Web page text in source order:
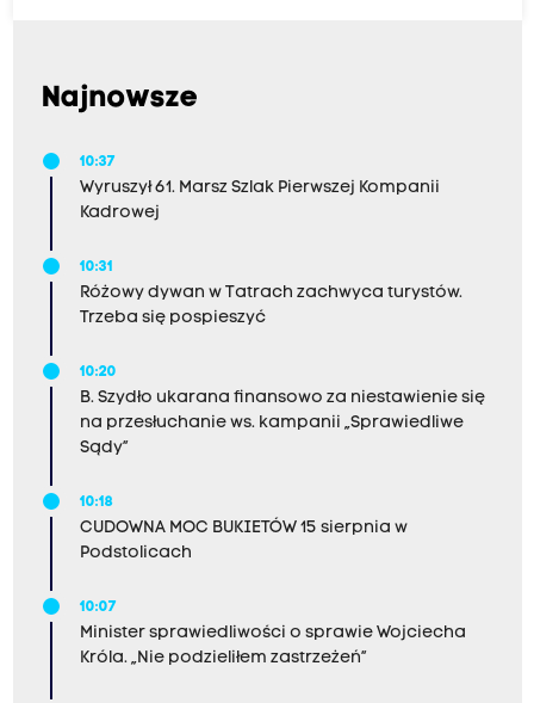
Najnowsze
10:37
Wyruszył 61. Marsz Szlak Pierwszej Kompanii
Kadrowej
10:31
Różowy dywan w Tatrach zachwyca turystów.
Trzeba się pospieszyć
10:20
B. Szydło ukarana finansowo za niestawienie się
na przesłuchanie ws. kampanii „Sprawiedliwe
Sądy”
10:18
CUDOWNA MOC BUKIETÓW 15 sierpnia w
Podstolicach
10:07
Minister sprawiedliwości o sprawie Wojciecha
Króla. „Nie podzieliłem zastrzeżeń”